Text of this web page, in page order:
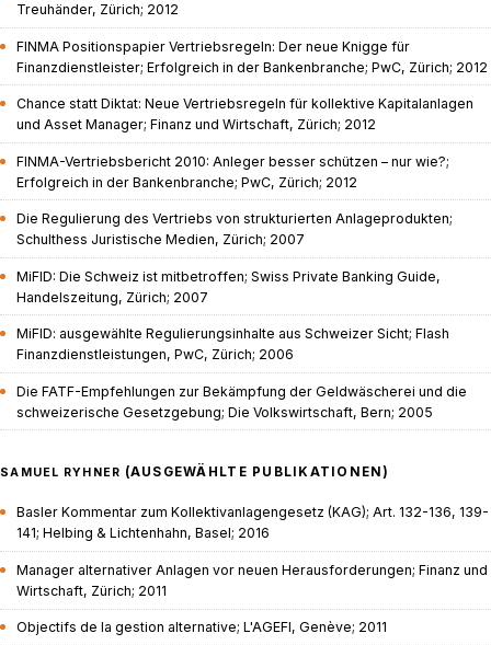
Treuhänder, Zürich; 2012
FINMA Positionspapier Vertriebsregeln: Der neue Knigge für
Finanzdienstleister; Erfolgreich in der Bankenbranche; PwC, Zürich; 2012
Chance statt Diktat: Neue Vertriebsregeln für kollektive Kapitalanlagen
und Asset Manager; Finanz und Wirtschaft, Zürich; 2012
FINMA-Vertriebsbericht 2010: Anleger besser schützen – nur wie?;
Erfolgreich in der Bankenbranche; PwC, Zürich; 2012
Die Regulierung des Vertriebs von strukturierten Anlageprodukten;
Schulthess Juristische Medien, Zürich; 2007
MiFID: Die Schweiz ist mitbetroffen; Swiss Private Banking Guide,
Handelszeitung, Zürich; 2007
MiFID: ausgewählte Regulierungsinhalte aus Schweizer Sicht; Flash
Finanzdienstleistungen, PwC, Zürich; 2006
Die FATF-Empfehlungen zur Bekämpfung der Geldwäscherei und die
schweizerische Gesetzgebung; Die Volkswirtschaft, Bern; 2005
SAMUEL RYHNER (AUSGEWÄHLTE PUBLIKATIONEN)
Basler Kommentar zum Kollektivanlagengesetz (KAG); Art. 132-136, 139-
141; Helbing & Lichtenhahn, Basel; 2016
Manager alternativer Anlagen vor neuen Herausforderungen; Finanz und
Wirtschaft, Zürich; 2011
Objectifs de la gestion alternative; L'AGEFI, Genève; 2011